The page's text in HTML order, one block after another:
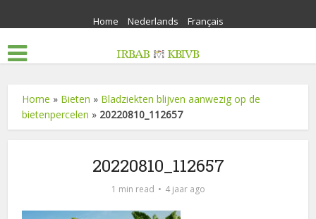
Home Nederlands Français
Home » Bieten » Bladziekten blijven aanwezig op de
bietenpercelen » 20220810_112657
20220810_112657
1 min read 4 jaar ago